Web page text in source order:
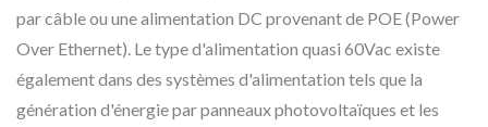
par câble ou une alimentation DC provenant de POE (Power
Over Ethernet). Le type d'alimentation quasi 60Vac existe
également dans des systèmes d'alimentation tels que la
génération d'énergie par panneaux photovoltaïques et les